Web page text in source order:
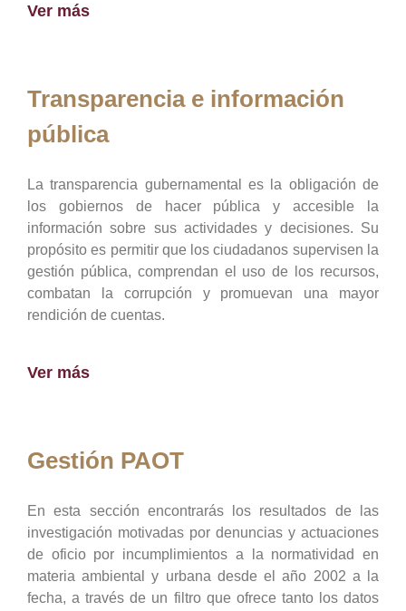
Ver más
Transparencia e información
pública
La transparencia gubernamental es la obligación de
los gobiernos de hacer pública y accesible la
información sobre sus actividades y decisiones. Su
propósito es permitir que los ciudadanos supervisen la
gestión pública, comprendan el uso de los recursos,
combatan la corrupción y promuevan una mayor
rendición de cuentas.
Ver más
Gestión PAOT
En esta sección encontrarás los resultados de las
investigación motivadas por denuncias y actuaciones
de oficio por incumplimientos a la normatividad en
materia ambiental y urbana desde el año 2002 a la
fecha, a través de un filtro que ofrece tanto los datos